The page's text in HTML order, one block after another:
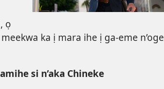
ọ
ka ị mara ihe ị ga-eme n’oge
si n’aka Chineke